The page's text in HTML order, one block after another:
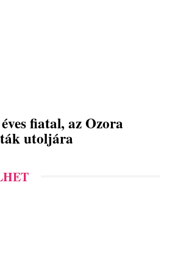
fiatal, az Ozora
utoljára